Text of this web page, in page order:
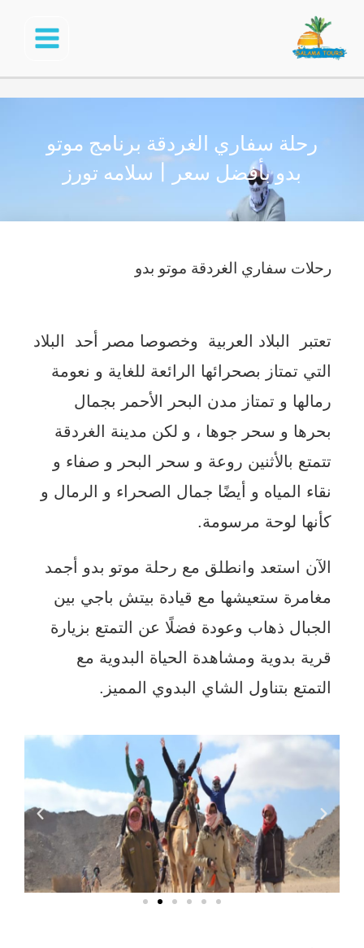
رحلة سفاري الغردقة برنامج موتو
بدو بأفضل سعر | سلامه تورز
رحلات سفاري الغردقة موتو بدو
تعتبر البلاد العربية وخصوصا مصر أحد البلاد
التي تمتاز بصحرائها الرائعة للغاية و نعومة
رمالها و تمتاز مدن البحر الأحمر بجمال
بحرها و سحر جوها ، و لكن مدينة الغردقة
تتمتع بالأثنين روعة و سحر البحر و صفاء و
نقاء المياه و أيضًا جمال الصحراء و الرمال و
كأنها لوحة مرسومة.
الآن استعد وانطلق مع رحلة موتو بدو أجمد
مغامرة ستعيشها مع قيادة بيتش باجي بين
الجبال ذهاب وعودة فضلًا عن التمتع بزيارة
قرية بدوية ومشاهدة الحياة البدوية مع
التمتع بتناول الشاي البدوي المميز.